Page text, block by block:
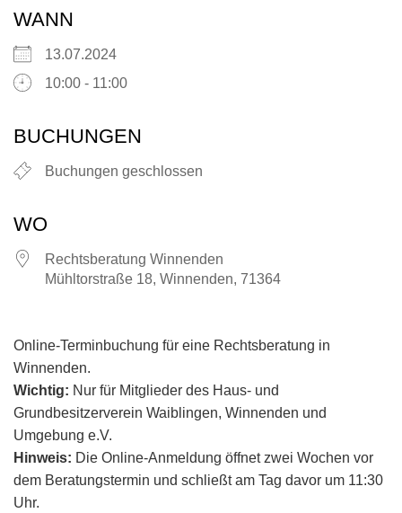
WANN
13.07.2024
10:00 - 11:00
BUCHUNGEN
Buchungen geschlossen
WO
Rechtsberatung Winnenden
Mühltorstraße 18, Winnenden, 71364
Online-Terminbuchung für eine Rechtsberatung in
Winnenden.
Wichtig: Nur für Mitglieder des Haus- und
Grundbesitzerverein Waiblingen, Winnenden und
Umgebung e.V.
Hinweis: Die Online-Anmeldung öffnet zwei Wochen vor
dem Beratungstermin und schließt am Tag davor um 11:30
Uhr.